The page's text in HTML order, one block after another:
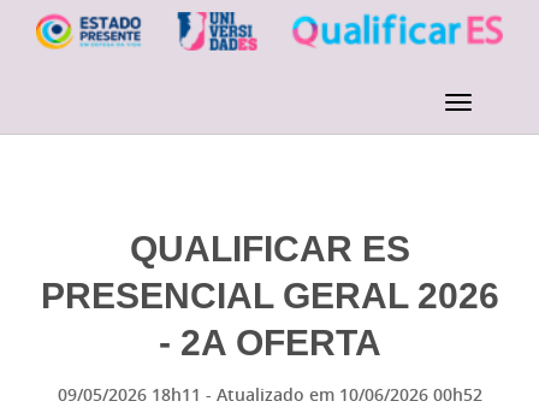
QUALIFICAR ES
PRESENCIAL GERAL 2026
- 2A OFERTA
09/05/2026 18h11 - Atualizado em 10/06/2026 00h52